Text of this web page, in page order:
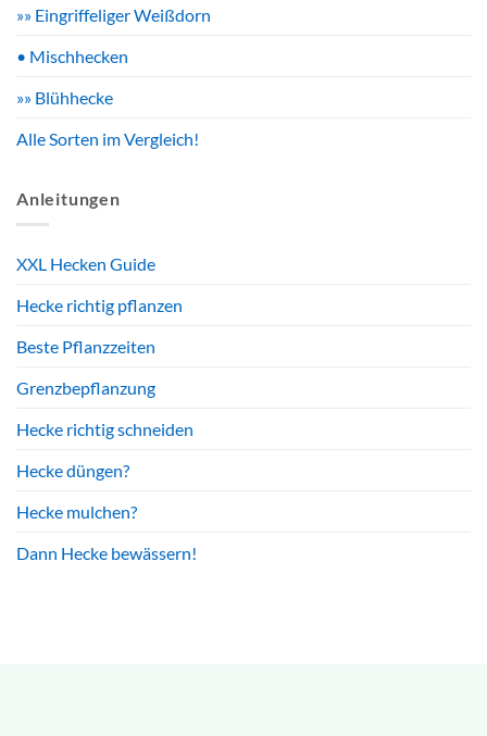
»» Eingriffeliger Weißdorn
• Mischhecken
»» Blühhecke
Alle Sorten im Vergleich!
Anleitungen
XXL Hecken Guide
Hecke richtig pflanzen
Beste Pflanzzeiten
Grenzbepflanzung
Hecke richtig schneiden
Hecke düngen?
Hecke mulchen?
Dann Hecke bewässern!